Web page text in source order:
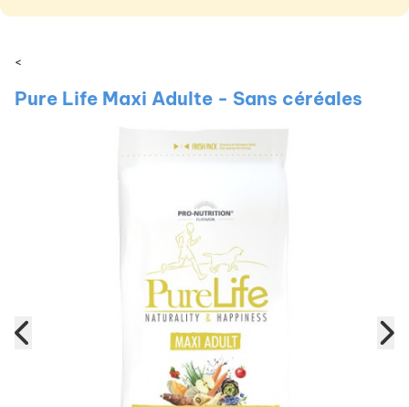
<
Pure Life Maxi Adulte - Sans céréales